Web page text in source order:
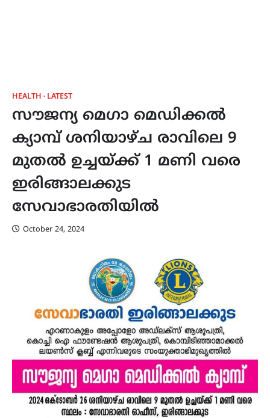
HEALTH LATEST
സൗജന്യ മെഗാ മെഡിക്കൽ
ക്യാമ്പ് ശനിയാഴ്‌ച രാവിലെ 9
മുതൽ ഉച്ചയ്ക്ക് 1 മണി വരെ
ഇരിങ്ങാലക്കുട
സേവാഭാരതിയിൽ
October 24, 2024